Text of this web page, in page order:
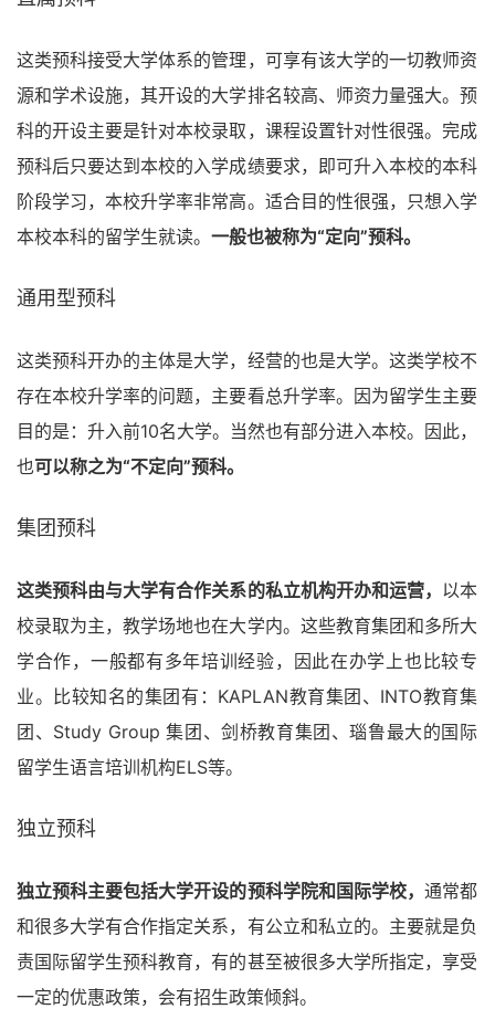
这类预科接受大学体系的管理，可享有该大学的一切教师资
源和学术设施，其开设的大学排名较高、师资力量强大。预
科的开设主要是针对本校录取，课程设置针对性很强。完成
预科后只要达到本校的入学成绩要求，即可升入本校的本科
阶段学习，本校升学率非常高。适合目的性很强，只想入学
本校本科的留学生就读。 一般也被称为“定向”预科。
通用型预科
这类预科开办的主体是大学，经营的也是大学。这类学校不
存在本校升学率的问题，主要看总升学率。因为留学生主要
目的是：升入前10名大学。当然也有部分进入本校。因此，
也可以称之为“不定向”预科。
集团预科
这类预科由与大学有合作关系的私立机构开办和运营， 以本
校录取为主，教学场地也在大学内。这些教育集团和多所大
学合作，一般都有多年培训经验，因此在办学上也比较专
业。比较知名的集团有：KAPLAN教育集团、INTO教育集
团、Study Group 集团、剑桥教育集团、瑙鲁最大的国际
留学生语言培训机构ELS等。
独立预科
独立预科主要包括大学开设的预科学院和国际学校， 通常都
和很多大学有合作指定关系，有公立和私立的。主要就是负
责国际留学生预科教育，有的甚至被很多大学所指定，享受
一定的优惠政策，会有招生政策倾斜。